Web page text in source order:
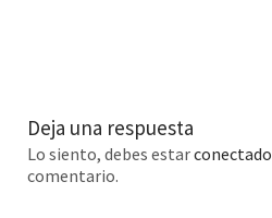
Deja una respuesta
Lo siento, debes estarconectado
comentario.